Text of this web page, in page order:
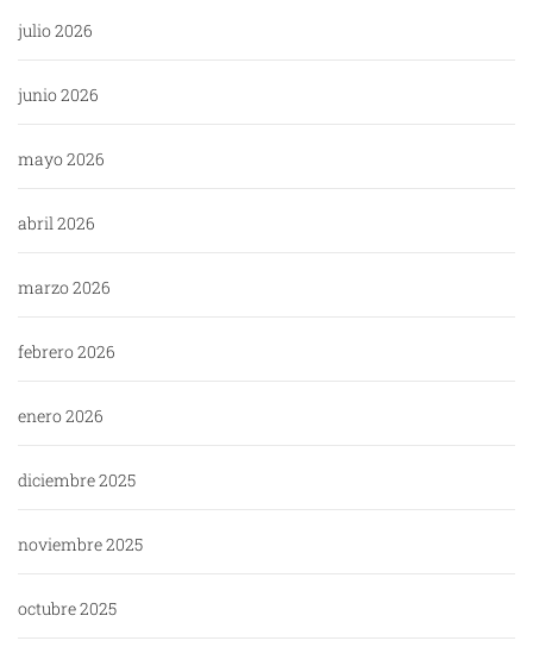
julio 2026
junio 2026
mayo 2026
abril 2026
marzo 2026
febrero 2026
enero 2026
diciembre 2025
noviembre 2025
octubre 2025